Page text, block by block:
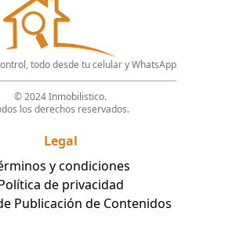
todo desde tu celular y WhatsApp
© 2024 Inmobilistico.
los derechos reservados.
Legal
y condiciones
de privacidad
Publicación de Contenidos